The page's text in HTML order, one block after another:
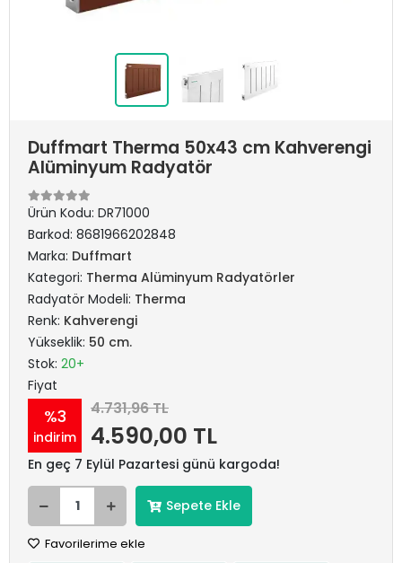
Duffmart Therma 50x43 cm Kahverengi
Alüminyum Radyatör
Ürün Kodu: DR71000
Barkod: 8681966202848
Marka: Duffmart
Kategori: Therma Alüminyum Radyatörler
Radyatör Modeli: Therma
Renk: Kahverengi
Yükseklik: 50 cm.
Stok: 20+
Fiyat
%3
indirim
4.731,96 TL
4.590,00 TL
En geç 7 Eylül Pazartesi günü kargoda!
Sepete Ekle
Favorilerime ekle